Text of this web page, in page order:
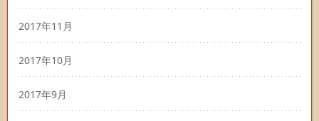
2017年11月
2017年10月
2017年9月